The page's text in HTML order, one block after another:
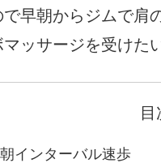
早朝からジムで肩
ッサージを受けた
目
インターバル速歩